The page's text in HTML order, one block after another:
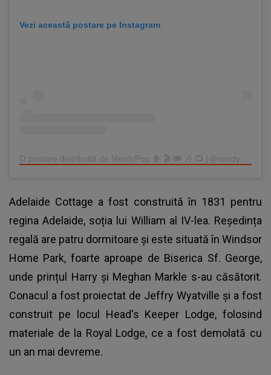
Vezi această postare pe Instagram
Adelaide Cottage a fost construită în 1831 pentru
regina Adelaide, soția lui William al IV-lea. Reședința
regală are patru dormitoare și este situată în Windsor
Home Park, foarte aproape de Biserica Sf. George,
unde prințul Harry și Meghan Markle s-au căsătorit.
Conacul a fost proiectat de Jeffry Wyatville și a fost
construit pe locul Head's Keeper Lodge, folosind
materiale de la Royal Lodge, ce a fost demolată cu
un an mai devreme.